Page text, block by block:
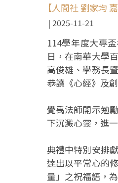
【人間社 劉家均
2025-11-21
114學年度大專
日，在南華大學
高俊雄、學務長
恭讀《心經》及
覺禹法師開示勉
下沉澱心靈，進
典禮中特別安排
達出以平常心的
量」之祝福語，